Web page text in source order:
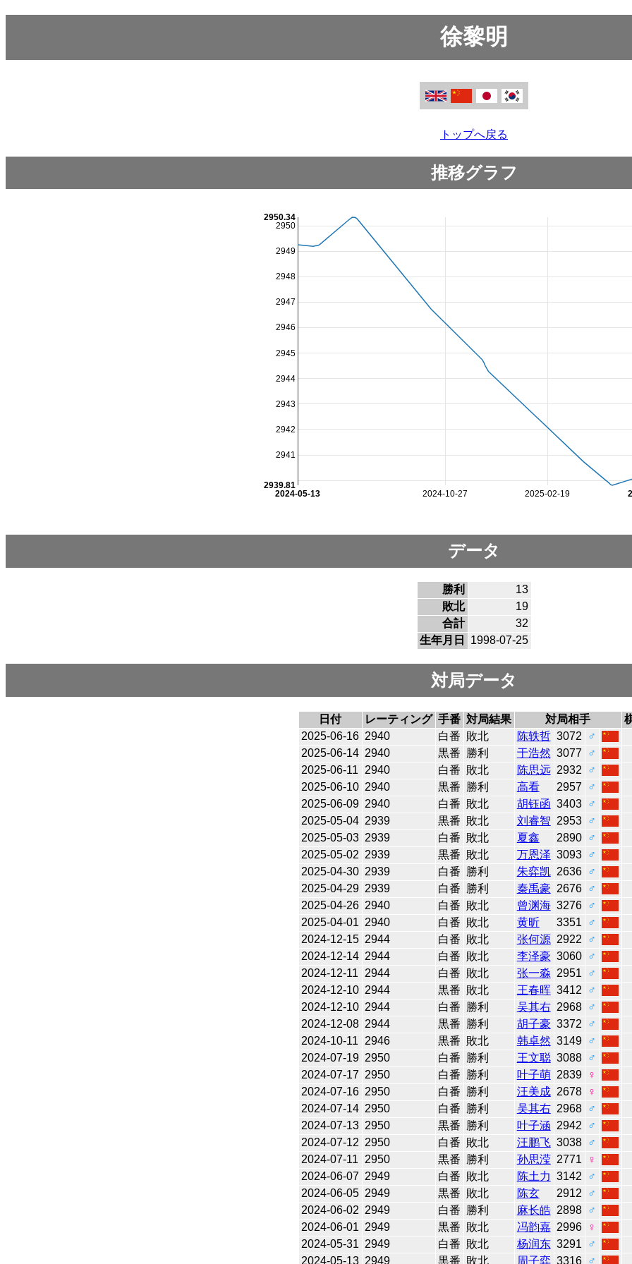
徐黎明
トップへ戻る
推移グラフ
2024-10-27 2025-02-19
2024-05-13
2941
2942
2943
2944
2945
2946
2947
2948
2949
2950
2939.81
2950.34
データ
勝利
13
敗北
19
合計
32
生年月日
1998-07-25
対局データ
日付 レーティング 手番 対局結果 対局相手
2025-06-16 2940 白番 敗北 陈轶哲 3072
♂
2025-06-14 2940 黒番 勝利 于浩然 3077
♂
2025-06-11
2940 白番 敗北 陈思远 2932
♂
2025-06-10 2940 黒番 勝利 高看 2957
♂
2025-06-09 2940 白番 敗北 胡钰函 3403
♂
2025-05-04 2939 黒番 敗北 刘睿智 2953
♂
2025-05-03 2939 白番 敗北 夏鑫 2890
♂
2025-05-02 2939 黒番 敗北 万恩泽 3093
♂
2025-04-30 2939 白番 勝利 朱弈凯 2636
♂
2025-04-29 2939 白番 勝利 秦禹豪 2676
♂
2025-04-26 2940 白番 敗北 曾渊海 3276
♂
2025-04-01 2940 白番 敗北 黄昕 3351
♂
2024-12-15 2944 白番 敗北 张何源 2922
♂
2024-12-14 2944 白番 敗北 李泽豪 3060
♂
2024-12-11
2944 白番 敗北 张一淼 2951
♂
2024-12-10 2944 黒番 敗北 王春晖 3412
♂
2024-12-10 2944 白番 勝利 吴其右 2968
♂
2024-12-08 2944 黒番 勝利 胡子豪 3372
♂
2024-10-11
2946 黒番 敗北 韩卓然 3149
♂
2024-07-19 2950 白番 勝利 王文聪 3088
♂
2024-07-17 2950 白番 勝利 叶子萌 2839
♀
2024-07-16 2950 白番 勝利 汪美成 2678
♀
2024-07-14 2950 白番 勝利 吴其右 2968
♂
2024-07-13 2950 黒番 勝利 叶子涵 2942
♂
2024-07-12 2950 白番 敗北 汪鹏飞 3038
♂
2024-07-11
2950 黒番 勝利 孙思滢 2771
♀
2024-06-07 2949 白番 敗北 陈土力 3142
♂
2024-06-05 2949 黒番 敗北 陈玄 2912
♂
2024-06-02 2949 白番 勝利 麻长皓 2898
♂
2024-06-01 2949 黒番 敗北 冯韵嘉 2996
♀
2024-05-31 2949 白番 敗北 杨润东 3291
♂
2024-05-13 2949 黒番 敗北 周子弈 3316 ♂